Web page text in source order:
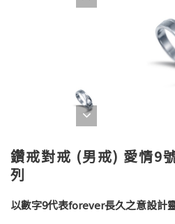
鑽戒對戒 (男戒) 愛情9
列
以數字9代表forever長久之意設計